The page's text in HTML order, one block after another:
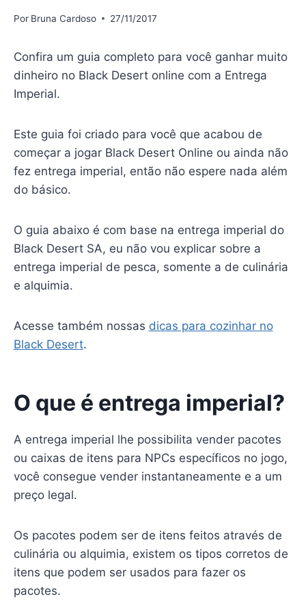
Por Bruna Cardoso 27/11/2017
Confira um guia completo para você ganhar muito
dinheiro no Black Desert online com a Entrega
Imperial.
Este guia foi criado para você que acabou de
começar a jogar Black Desert Online ou ainda não
fez entrega imperial, então não espere nada além
do básico.
O guia abaixo é com base na entrega imperial do
Black Desert SA, eu não vou explicar sobre a
entrega imperial de pesca, somente a de culinária
e alquimia.
Acesse também nossas dicas para cozinhar no
Black Desert.
O que é entrega imperial?
A entrega imperial lhe possibilita vender pacotes
ou caixas de itens para NPCs específicos no jogo,
você consegue vender instantaneamente e a um
preço legal.
Os pacotes podem ser de itens feitos através de
culinária ou alquimia, existem os tipos corretos de
itens que podem ser usados para fazer os
pacotes.